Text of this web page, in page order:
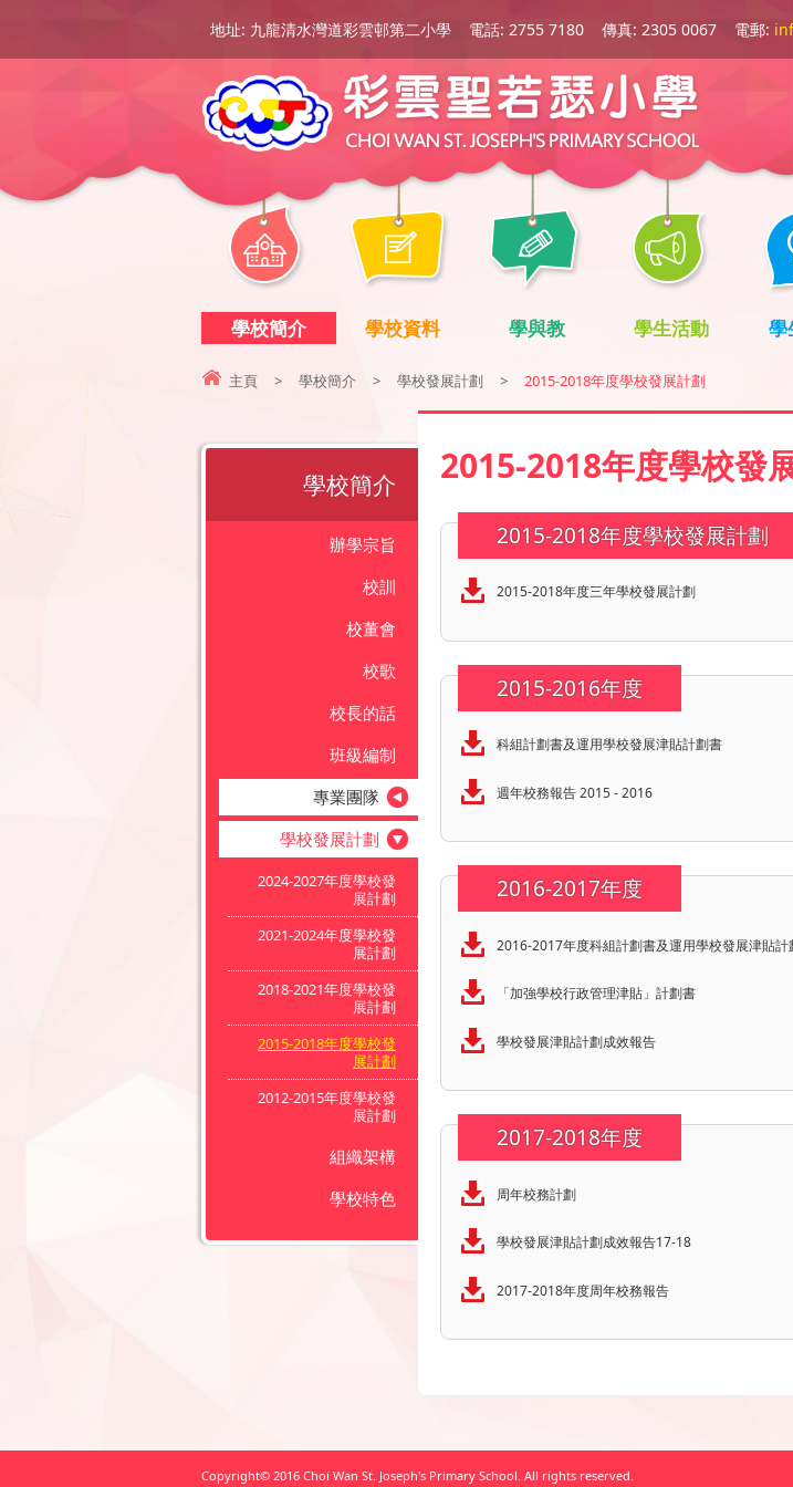
地址: 九龍清水灣道彩雲邨第二小學 電話: 2755 7180 傳真: 2305 0067 電郵:
學校簡介 學校資料 學與教 學生活動 學
主頁 > 學校簡介 > 學校發展計劃 > 2015-2018年度學校發展計劃
2015-2018年度學校發
2015-2018年度學校發展計劃
2015-2018年度三年學校發展計劃
2015-2016年度
科組計劃書及運用學校發展津貼計劃書
週年校務報告 2015 - 2016
2016-2017年度
2016-2017年度科組計劃書及運用學校發展津貼計
「加強學校行政管理津貼」計劃書
學校發展津貼計劃成效報告
2017-2018年度
周年校務計劃
學校發展津貼計劃成效報告17-18
2017-2018年度周年校務報告
學校簡介
辦學宗旨
校訓
校董會
校歌
校長的話
班級編制
專業團隊
學校發展計劃
2024-2027年度學校發
展計劃
2021-2024年度學校發
展計劃
2018-2021年度學校發
展計劃
2015-2018年度學校發
展計劃
2012-2015年度學校發
展計劃
組織架構
學校特色
Copyright© 2016 Choi Wan St. Joseph's Primary School. All rights reserved.